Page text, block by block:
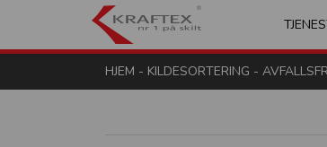
Kraftex - nr
HJEM - KILDESORTERING -